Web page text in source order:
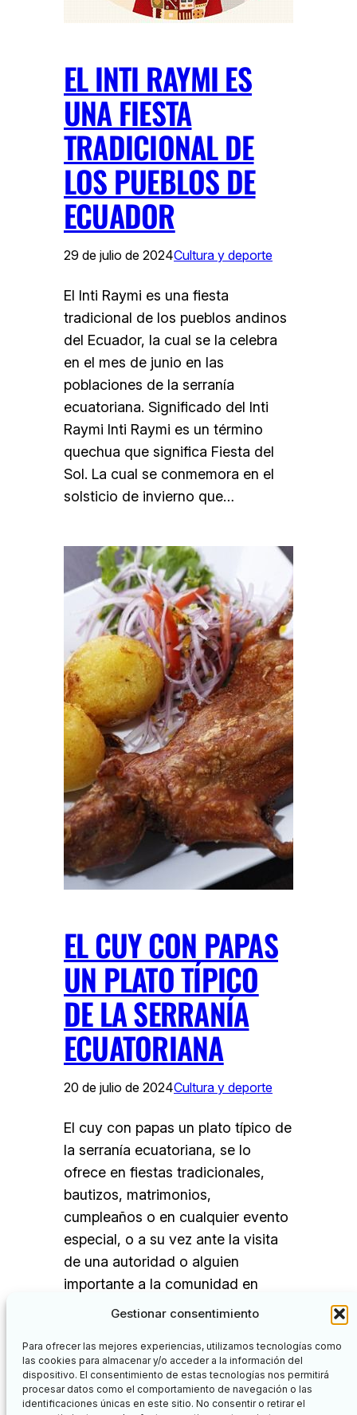
Gestionar consentimiento
Para ofrecer las mejores experiencias, utilizamos tecnologías como
las cookies para almacenar y/o acceder a la información del
dispositivo. El consentimiento de estas tecnologías nos permitirá
procesar datos como el comportamiento de navegación o las
identificaciones únicas en este sitio. No consentir o retirar el
EL INTI RAYMI ES
UNA FIESTA
TRADICIONAL DE
LOS PUEBLOS DE
ECUADOR
29 de julio de 2024Cultura y deporte
El Inti Raymi es una fiesta
tradicional de los pueblos andinos
del Ecuador, la cual se la celebra
en el mes de junio en las
poblaciones de la serranía
ecuatoriana. Significado del Inti
Raymi Inti Raymi es un término
quechua que significa Fiesta del
Sol. La cual se conmemora en el
solsticio de invierno que…
EL CUY CON PAPAS
UN PLATO TÍPICO
DE LA SERRANÍA
ECUATORIANA
20 de julio de 2024Cultura y deporte
El cuy con papas un plato típico de
la serranía ecuatoriana, se lo
ofrece en fiestas tradicionales,
bautizos, matrimonios,
cumpleaños o en cualquier evento
especial, o a su vez ante la visita
de una autoridad o alguien
importante a la comunidad en
general o a la casa de una familia